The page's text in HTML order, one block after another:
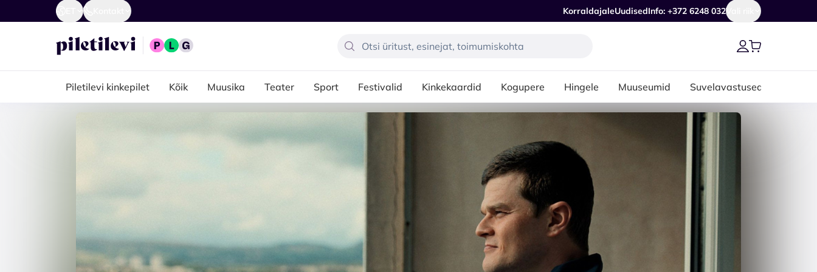
KorraldajaleUudisedInfo: +372 6248 032Vali riik
Piletilevi kinkepilet Kõik Muusika Teater Sport Festivalid Kinkekaardid Kogupere Hingele Muuseumid Suvelavastused